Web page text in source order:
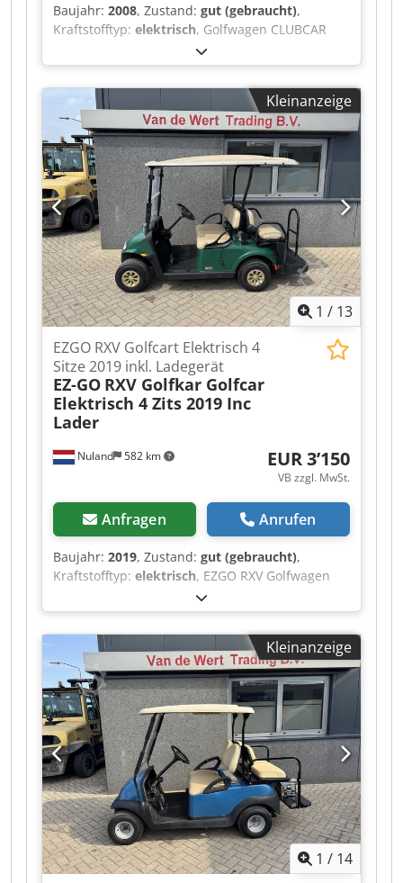
Baujahr: 2008, Zustand: gut (gebraucht),
Kraftstofftyp: elektrisch, Golfwagen CLUBCAR
PRECEDENT 4-Sitzer, Golfwagen, Golfcart, 2008,
mit Ladegerät. Dksdpfjzqhl Tox Aiwjr Ein Video
kann per WhatsApp zugesendet werden. Wir
haben einen ständigen Lagerbestand, siehe
Website. Die Preise sind Abholpreise in Nuland.
Van de Wert Trading B.V. verfügt über einen
wechselnden Bestand an Maschinen, Lastwagen,
Anhängern und Anbaugeräten. Alle unsere
Lieferungen erfolgen zu Handelspreisen im „AS-
IS“-Zustand ohne Gewährleistungen. (siehe
unsere allgemeinen Geschäftsbedingungen) Für
eine Besichtigung und/oder eine Probefahrt
können Sie unverbindlich einen Termin
vereinbaren. Bitte rufen Sie vorher an, da wir
nicht ständig vor Ort sind. Van de Wert Trading
B.V. Bedrijfsstraat 3 5391 LR Nuland
Kleinanzeige
1 / 13
Nuland 582 km
EZGO RXV Golfcart Elektrisch 4
Sitze 2019 inkl. Ladegerät
EZ-GO RXV Golfkar Golfcar
Elektrisch 4 Zits 2019 Inc
Lader
EUR 3’150
VB zzgl. MwSt.
Anfragen Anrufen
Baujahr: 2019, Zustand: gut (gebraucht),
Kraftstofftyp: elektrisch, EZGO RXV Golfwagen
Elektrisch 4-Sitzer 2019 inkl. Ladegerät Dkedpfx
Ajzqhlyoiwjr Video kann per Whatsapp gesendet
werden. Laufender Lagerbestand, siehe
Webseite. Preise ab Nuland. Van de Wert
Trading B.V. bietet einen wechselnden Bestand
an Maschinen, Lkw, Anhängern und
Anbauteilen. Alle unsere Lieferungen erfolgen
zu Handelsbedingungen im AS-IS-Zustand ohne
Garantien. (siehe unsere Allgemeinen
Geschäftsbedingungen) Für eine Besichtigung
und/oder Probefahrt können Sie unverbindlich
einen Termin vereinbaren. Bitte rufen Sie vorher
an, wir sind nicht ständig vor Ort. Van de Wert
Trading B.V. Bedrijfsstraat 3 5391 LR Nuland
Kleinanzeige
1 / 14